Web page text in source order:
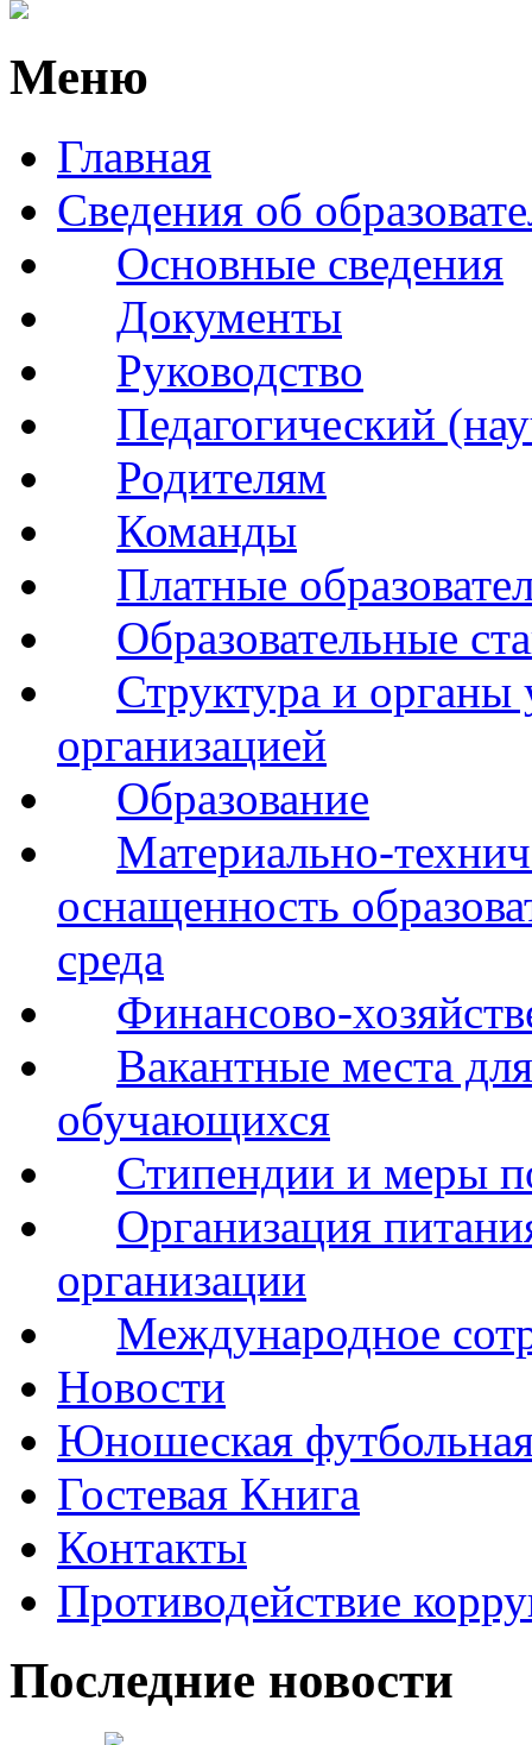
Меню
Главная
Сведения об
Основные сведения
Документы
Руководство
Педагогический
Родителям
Команды
Платные
Образовательные
Структура и органы
организацией
Образование
Материально-
оснащенность
среда
Финансово-
Вакантные места
обучающихся
Стипендии и меры
Организация
организации
Международное
Новости
Юношеская
Гостевая Книга
Контакты
Противодействие
Последние новости